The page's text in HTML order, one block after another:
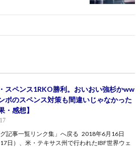
スペンス1RKO勝利。おいおい強杉かww
ポのスペンス対策も間違いじゃなかった
・感想】
グ記事一覧リンク集」へ戻る 2018年6月16日
17日）、米・テキサス州で行われたIBF世界ウェ